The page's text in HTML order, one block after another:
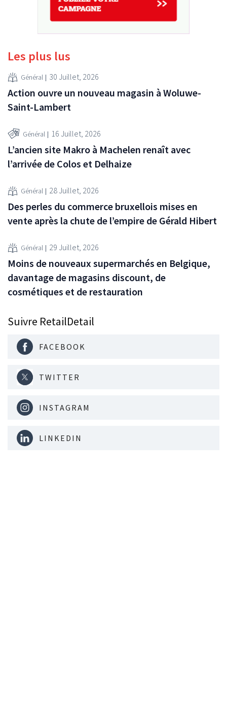
Les plus lus
Général 30 Juillet, 2026
Action ouvre un nouveau magasin à Woluwe-
Saint-Lambert
Général 16 Juillet, 2026
L’ancien site Makro à Machelen renaît avec
l’arrivée de Colos et Delhaize
Général 28 Juillet, 2026
Des perles du commerce bruxellois mises en
vente après la chute de l’empire de Gérald Hibert
Général 29 Juillet, 2026
Moins de nouveaux supermarchés en Belgique,
davantage de magasins discount, de
cosmétiques et de restauration
Suivre RetailDetail
FACEBOOK
TWITTER
INSTAGRAM
LINKEDIN